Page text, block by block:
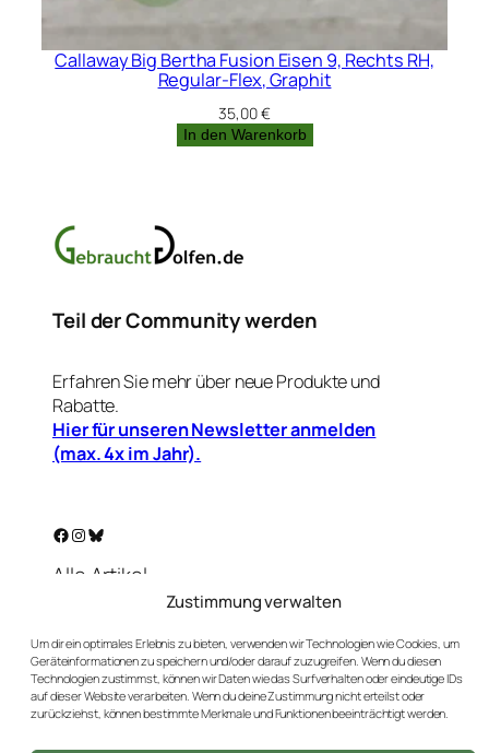
Zustimmung verwalten
Um dir ein optimales Erlebnis zu bieten, verwenden wir Technologien wie Cookies, um
Geräteinformationen zu speichern und/oder darauf zuzugreifen. Wenn du diesen
Technologien zustimmst, können wir Daten wie das Surfverhalten oder eindeutige IDs
auf dieser Website verarbeiten. Wenn du deine Zustimmung nicht erteilst oder
zurückziehst, können bestimmte Merkmale und Funktionen beeinträchtigt werden.
Callaway Big Bertha Fusion Eisen 9, Rechts RH,
Regular-Flex, Graphit
35,00€
In den Warenkorb
Teil der Community werden
Erfahren Sie mehr über neue Produkte und
Rabatte.
Hier für unseren Newsletter anmelden
(max. 4x im Jahr).
Facebook Instagram Bluesky
Alle Artikel
Unser Golf-Blog
Kontakt
AGBs